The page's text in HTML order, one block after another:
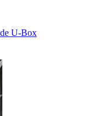
U-Box